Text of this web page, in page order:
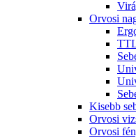
Orvosi
Kisebb
Orvosi
Orvosi